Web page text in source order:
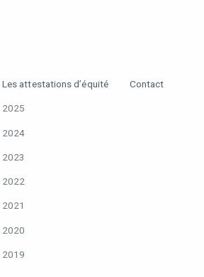
Les attestations d’équité
2025
2024
2023
2022
2021
2020
2019
Contact